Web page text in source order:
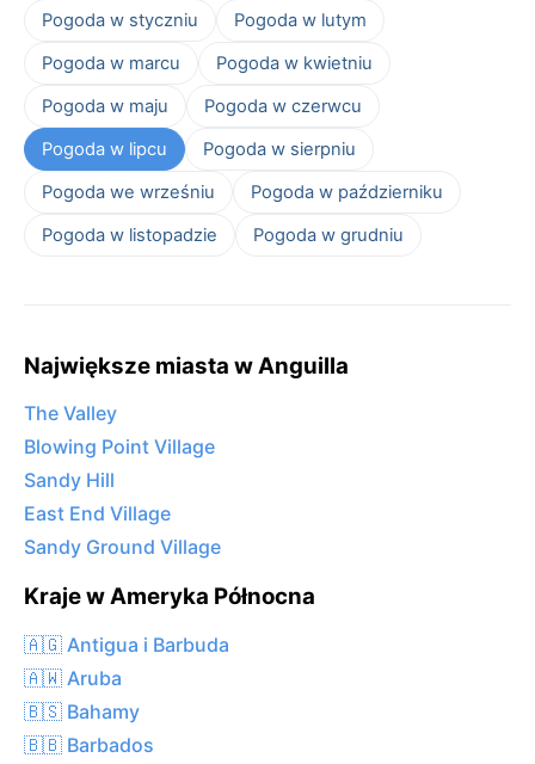
Pogoda w styczniu
Pogoda w lutym
Pogoda w marcu
Pogoda w kwietniu
Pogoda w maju
Pogoda w czerwcu
Pogoda w lipcu
Pogoda w sierpniu
Pogoda we wrześniu
Pogoda w październiku
Pogoda w listopadzie
Pogoda w grudniu
Największe miasta w Anguilla
The Valley
Blowing Point Village
Sandy Hill
East End Village
Sandy Ground Village
Kraje w Ameryka Północna
🇦🇬 Antigua i Barbuda
🇦🇼 Aruba
🇧🇸 Bahamy
🇧🇧 Barbados